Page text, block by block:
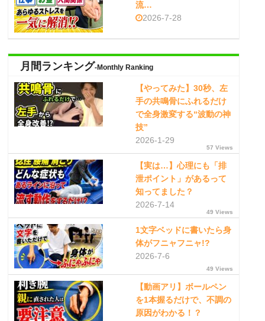
流…
2026-7-28
月間ランキング-Monthly Ranking
【やってみた】30秒、左
手の共鳴骨にふれるだけ
で全身激変する“波動の神
技”
2026-1-29
57 Views
【実は…】心理にも「排
泄ポイント」があるって
知ってました？
2026-7-14
49 Views
1文字ベッドに書いたら身
体がフニャフニャ!?
2026-7-6
49 Views
【動画アリ】ボールペン
を1本握るだけで、不調の
原因がわかる！？